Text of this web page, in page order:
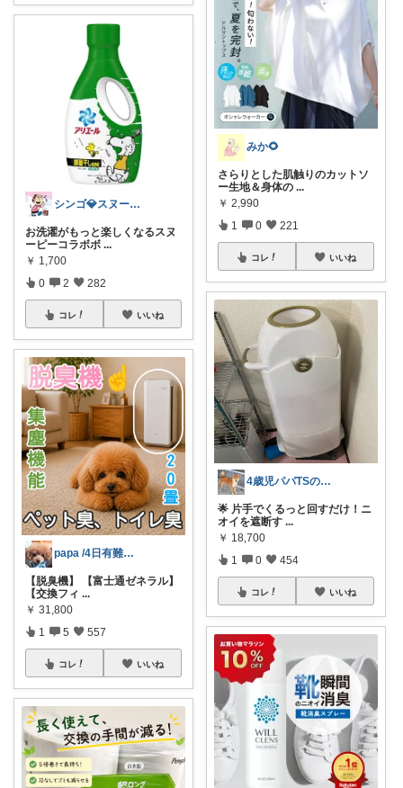
シンゴ💎スヌーピーで埋め尽くすワン🐶
お洗濯がもっと楽しくなるスヌ
ーピーコラボボ ...
￥ 1,700
0 2 282
コレ いいね
papa /4日有難うございます🙇
【脱臭機】 【富士通ゼネラル】
【交換フィ ...
￥ 31,800
1 5 557
コレ いいね
みか🌻
さらりとした肌触りのカットソ
ー生地＆身体の ...
￥ 2,990
1 0 221
コレ いいね
4歳児パパTSの育児おたすけROOM🎁
🌟 片手でくるっと回すだけ！ニ
オイを遮断す ...
￥ 18,700
1 0 454
コレ いいね